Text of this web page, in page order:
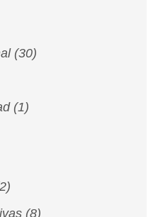
(30)
(1)
(8)